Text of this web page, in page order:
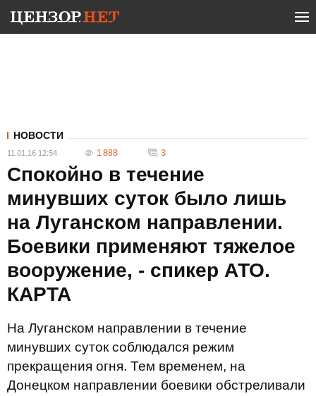
НОВОСТИ
11.01.16 12:54 1 888 3
Спокойно в течение
минувших суток было лишь
на Луганском направлении.
Боевики применяют тяжелое
вооружение, - спикер АТО.
КАРТА
На Луганском направлении в течение
минувших суток соблюдался режим
прекращения огня. Тем временем, на
Донецком направлении боевики обстреливали